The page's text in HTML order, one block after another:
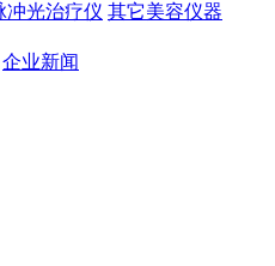
冲光治疗仪 其它美容仪器
企业新闻